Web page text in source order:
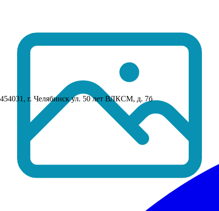
454031, г. Челябинск ул. 50 лет ВЛКСМ, д. 7б